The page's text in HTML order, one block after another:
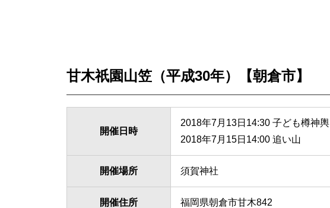
甘木祇園山笠（平成30年）【朝倉市】
開催日時
2018年7月13日14:30 子ども樽神輿
2018年7月15日14:00 追い山
開催場所 須賀神社
開催住所 福岡県朝倉市甘木842